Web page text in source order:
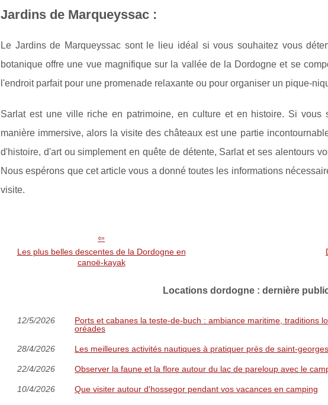
Jardins de Marqueyssac :
Le Jardins de Marqueyssac sont le lieu idéal si vous souhaitez vous
botanique offre une vue magnifique sur la vallée de la Dordogne et se
l'endroit parfait pour une promenade relaxante ou pour organiser un pique-
Sarlat est une ville riche en patrimoine, en culture et en histoire. Si
manière immersive, alors la visite des châteaux est une partie
d'histoire, d'art ou simplement en quête de détente, Sarlat et ses alentours
Nous espérons que cet article vous a donné toutes les informations
visite.
Les plus belles descentes de la Dordogne en
canoë-kayak
Locations dordogne : dernière
12/5/2026
Ports et cabanes la teste-de-buch : ambiance maritime, traditions
oréades
28/4/2026 Les meilleures activités nautiques à pratiquer près de saint-
22/4/2026 Observer la faune et la flore autour du lac de pareloup avec le
10/4/2026 Que visiter autour d'hossegor pendant vos vacances en camping